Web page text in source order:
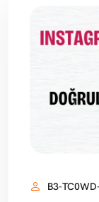
B3-